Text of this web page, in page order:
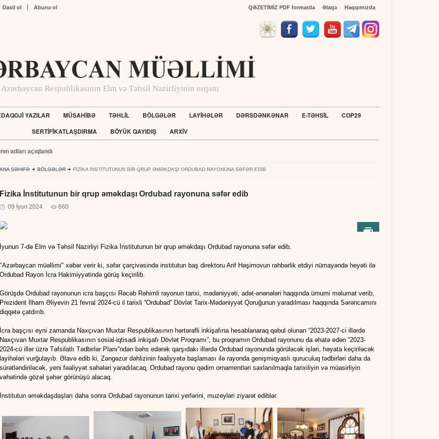
QƏZETİMİZ PDF formatda Əlaqə Haqqımızda
Daxil ol Abunə ol
Azərbaycan Respublikasının Elm və Təhsil Nazirliyinin orqanı
YAZILAR MÜSAHİBƏ TƏHLİL BÖLGƏLƏR LAYİHƏLƏR DƏRSDƏNKƏNAR E-TƏHSİL
COP29
SERTİFİKATLAŞDIRMA
BÖYÜK QAYIDIŞ ARXİV
adları açıqlandı
ANA SƏHİFƏ BÖLGƏLƏR FIZIKA İNSTITUTUNUN BIR QRUP ƏMƏKDAŞI ORDUBAD RAYONUNA SƏFƏR EDIB
Fizika İnstitutunun bir qrup əməkdaşı Ordubad rayonuna səfər edib
09 İyun 2024 660
İyunun 7-də Elm və Təhsil Nazirliyi Fizika İnstitutunun bir qrup əməkdaşı Ordubad rayonuna səfər edib.
"Azərbaycan müəllimi" xəbər verir ki, səfər çərçivəsində institutun baş direktoru Arif Həşimovun rəhbərlik etdiyi nümayəndə heyəti ilə
Ordubad Rayon İcra Hakimiyyətində görüş keçirilib.
Görüşdə Ordubad rayonunun icra başçısı Rəcəb Rəhimli rayonun tarixi, mədəniyyəti, adət-ənənələri haqqında ümumi məlumat verib,
Prezident İlham Əliyevin 21 fevral 2024-cü il tarixli “Ordubad” Dövlət Tarix-Mədəniyyət Qoruğunun yaradılması haqqında Sərəncamını
diqqətə çatdırıb.
İcra başçısı eyni zamanda Naxçıvan Muxtar Respublikasının hərtərəfli inkişafına hesablanaraq qəbul olunan “2023-2027-ci illərdə
Naxçıvan Muxtar Respublikasının sosial-iqtisadi inkişafı Dövlət Proqramı”, bu proqramın Ordubad rayonunu da əhatə edən “2023-
2024-cü illər üzrə Təfsilatlı Tədbirlər Planı”ndan bəhs edərək qarşıdakı illərdə Ordubad rayonunda görüləcək işləri, həyata keçiriləcək
layihələri vurğulayıb. Əlavə edib ki, Zəngəzur dəhlizinin fəaliyyətə başlaması ilə rayonda genişmiqyaslı quruculuq tədbirləri daha da
sürətləndiriləcək, yeni fəaliyyət sahələri yaradılacaq, Ordubad rayonu qədim ornamentləri saxlanılmaqla tarixiliyin və müasirliyin
vəhətində gözəl şəhər görünüşü alacaq.
İnstitutun əməkdaşdaşları daha sonra Ordubad rayonunun tarixi yerlərini, muzeyləri ziyarət ediblər.